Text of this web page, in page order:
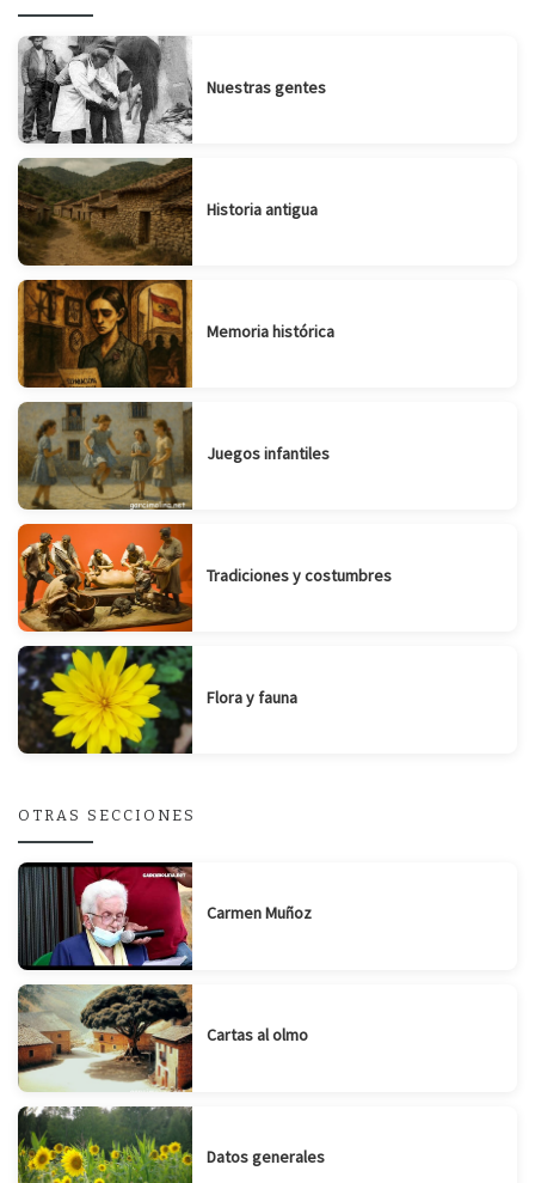
Nuestras gentes
Historia antigua
Memoria histórica
Juegos infantiles
Tradiciones y costumbres
Flora y fauna
OTRAS SECCIONES
Carmen Muñoz
Cartas al olmo
Datos generales